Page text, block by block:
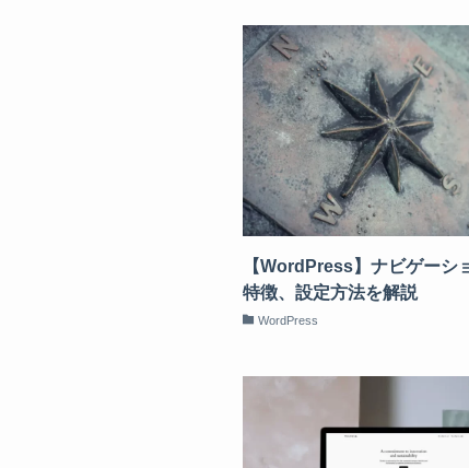
【WordPress】ナビゲーシ
特徴、設定方法を解説
WordPress